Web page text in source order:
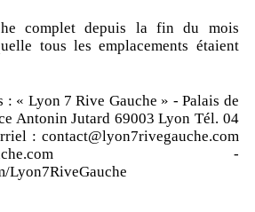
complet depuis la fin du mois
tous les emplacements étaient
: « Lyon 7 Rive Gauche » - Palais de
Antonin Jutard 69003 Lyon Tél. 04
: contact@lyon7rivegauche.com
-
Lyon7RiveGauche